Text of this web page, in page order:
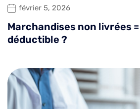
février 5, 2026
Marchandises non livrées =
déductible ?